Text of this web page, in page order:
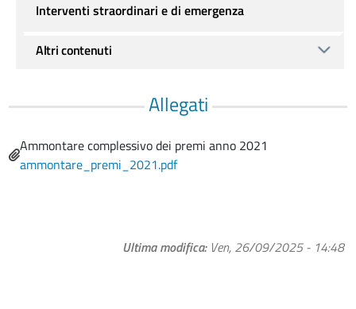
Allegati
Name
Ammontare complessivo dei premi anno 2021
File
ammontare_premi_2021.pdf
Ultima modifica Ven, 26/09/2025 - 14:48
Interventi straordinari e di emergenza
Altri contenuti